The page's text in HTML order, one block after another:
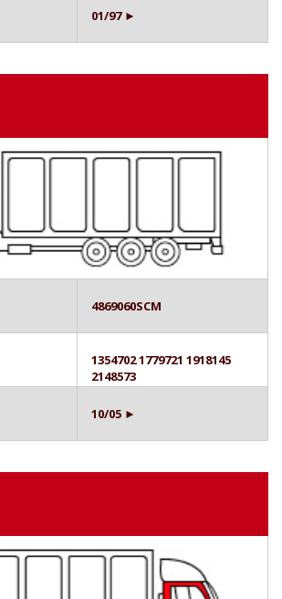
01/97 ►
4869060SCM
1354702 1779721 1918145
2148573
10/05 ►